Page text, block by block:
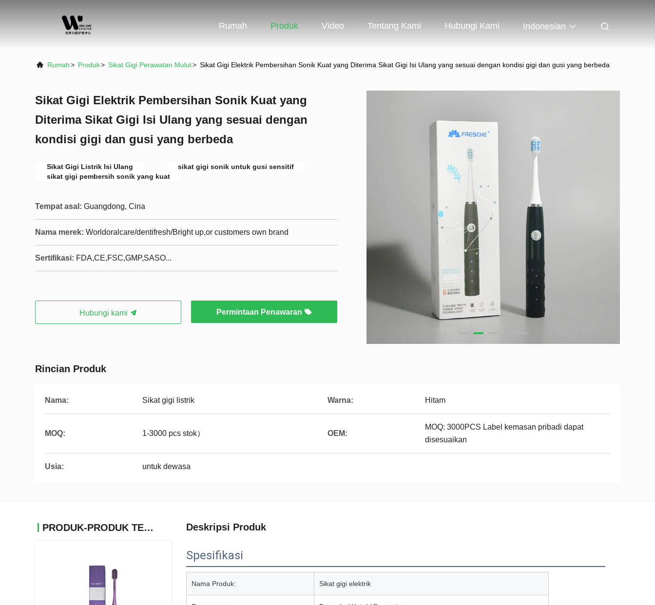
Rumah Produk Video Tentang Kami Hubungi Kami Indonesian
Rumah> Produk> Sikat Gigi Perawatan Mulut> Sikat Gigi Elektrik Pembersihan Sonik Kuat yang Diterima Sikat Gigi Isi Ulang yang sesuai dengan kondisi gigi dan gusi yang berbeda
Sikat Gigi Elektrik Pembersihan Sonik Kuat yang
Diterima Sikat Gigi Isi Ulang yang sesuai dengan
kondisi gigi dan gusi yang berbeda
Sikat Gigi Listrik Isi Ulang
sikat gigi sonik untuk gusi sensitif
sikat gigi pembersih sonik yang kuat
Tempat asal: Guangdong, Cina
Nama merek: Worldoralcare/dentifresh/Bright up,or customers own brand
Sertifikasi: FDA,CE,FSC,GMP,SASO...
Hubungi kami Permintaan Penawaran
Rincian Produk
Nama: Sikat gigi listrik Warna: Hitam
MOQ: 1-3000 pcs stok） OEM:
MOQ: 3000PCS Label kemasan pribadi dapat
disesuaikan
Usia: untuk dewasa
PRODUK-PRODUK TERKAIT Deskripsi Produk
Spesifikasi
Nama Produk: Sikat gigi elektrik